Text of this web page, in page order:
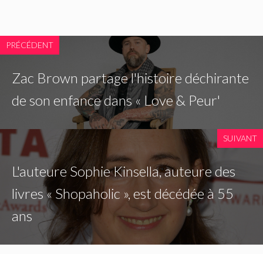
PRÉCÉDENT
Zac Brown partage l'histoire déchirante
de son enfance dans « Love & Peur'
SUIVANT
L'auteure Sophie Kinsella, auteure des
livres « Shopaholic », est décédée à 55
ans